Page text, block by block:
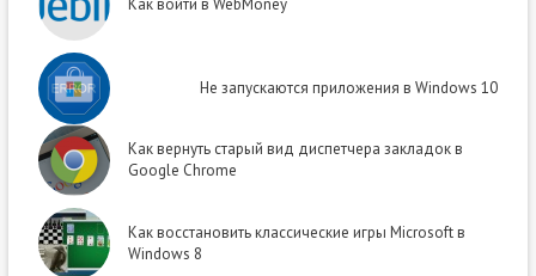
Как войти в WebMoney
Не запускаются приложения в Windows 10
Как вернуть старый вид диспетчера закладок в
Google Chrome
Как восстановить классические игры Microsoft в
Windows 8